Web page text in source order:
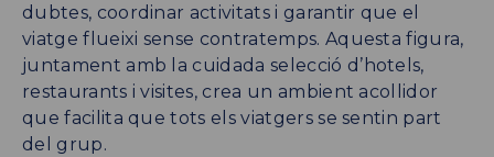
dubtes, coordinar activitats i garantir que el
viatge flueixi sense contratemps. Aquesta figura,
juntament amb la cuidada selecció d’hotels,
restaurants i visites, crea un ambient acollidor
que facilita que tots els viatgers se sentin part
del grup.